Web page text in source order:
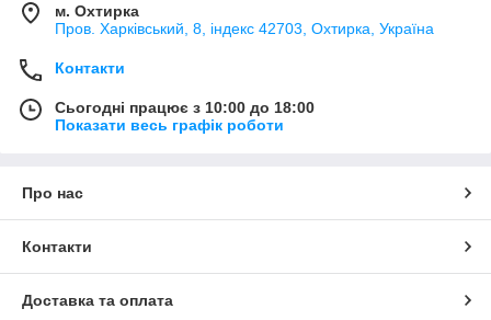
м. Охтирка
Пров. Харківський, 8, індекс 42703, Охтирка, Україна
Контакти
Сьогодні працює з 10:00 до 18:00
Показати весь графік роботи
Про нас
Контакти
Доставка та оплата